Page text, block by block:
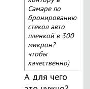
Самаре по
бронированию
стекол авто
пленкой в 300
микрон?
чтобы
качественно)
А для чего